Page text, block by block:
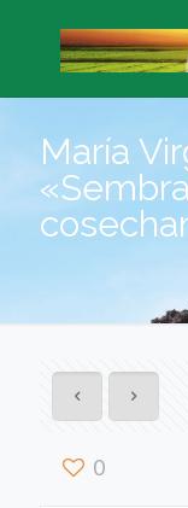
María
0